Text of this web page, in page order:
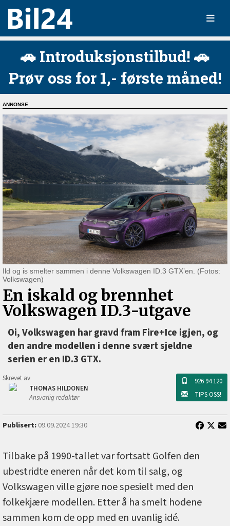
🚗 Introduksjonstilbud! 🚗
Prøv oss for 1,- første måned!
Ild og is smelter sammen i denne Volkswagen ID.3 GTX’en. (Fotos:
Volkswagen)
En iskald og brennhet
Volkswagen ID.3-utgave
Oi, Volkswagen har gravd fram Fire+Ice igjen, og
den andre modellen i denne svært sjeldne
serien er en ID.3 GTX.
Skrevet av
THOMAS HILDONEN
Ansvarlig redaktør
926 94 120
TIPS OSS!
Publisert:09.09.2024 19:30
Tilbake på 1990-tallet var fortsatt Golfen den
ubestridte eneren når det kom til salg, og
Volkswagen ville gjøre noe spesielt med den
folkekjære modellen. Etter å ha smelt hodene
sammen kom de opp med en uvanlig idé.